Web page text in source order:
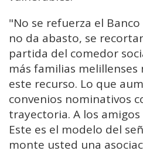
"No se refuerza el
no da abasto, se
partida del comedor
más familias
este recurso. Lo que
convenios nominativos
trayectoria. A los
Este es el modelo del
monte usted una